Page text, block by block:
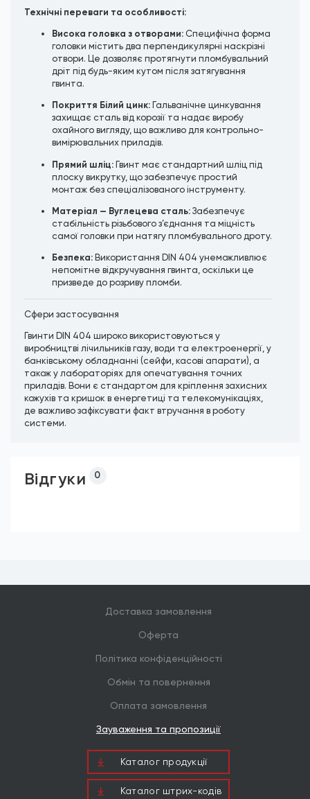
Технічні переваги та особливості:
Висока головка з отворами: Специфічна форма
головки містить два перпендикулярні наскрізні
отвори. Це дозволяє протягнути пломбувальний
дріт під будь-яким кутом після затягування
гвинта.
Покриття Білий цинк: Гальванічне цинкування
захищає сталь від корозії та надає виробу
охайного вигляду, що важливо для контрольно-
вимірювальних приладів.
Прямий шліц: Гвинт має стандартний шліц під
плоску викрутку, що забезпечує простий
монтаж без спеціалізованого інструменту.
Матеріал — Вуглецева сталь: Забезпечує
стабільність різьбового з’єднання та міцність
самої головки при натягу пломбувального дроту.
Безпека: Використання DIN 404 унеможливлює
непомітне відкручування гвинта, оскільки це
призведе до розриву пломби.
Сфери застосування
Гвинти DIN 404 широко використовуються у
виробництві лічильників газу, води та електроенергії, у
банківському обладнанні (сейфи, касові апарати), а
також у лабораторіях для опечатування точних
приладів. Вони є стандартом для кріплення захисних
кожухів та кришок в енергетиці та телекомунікаціях,
де важливо зафіксувати факт втручання в роботу
системи.
Відгуки 0
Доставка замовлення
Оферта
Політика конфіденційності
Обмін та повернення
Оплата замовлення
Зауваження та пропозиції
Каталог продукцiї
Каталог штрих-кодів